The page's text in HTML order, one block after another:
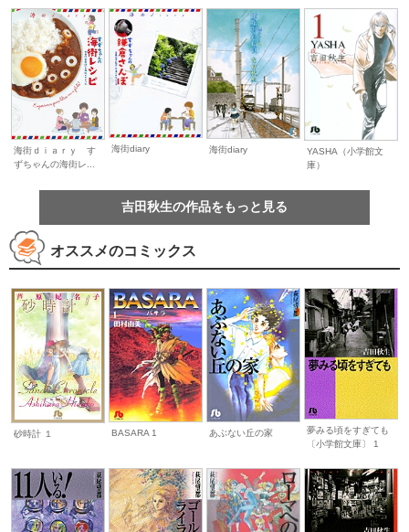
海街ｄｉａｒｙ す
ずちゃんの海街レ...
海街diary 海街diary
YASHA（小学館文
庫）
吉田秋生の作品をもっと見る
オススメのコミックス
砂時計 １ BASARA 1 あぶない丘の家
夢みる頃をすぎても
〔小学館文庫〕 1